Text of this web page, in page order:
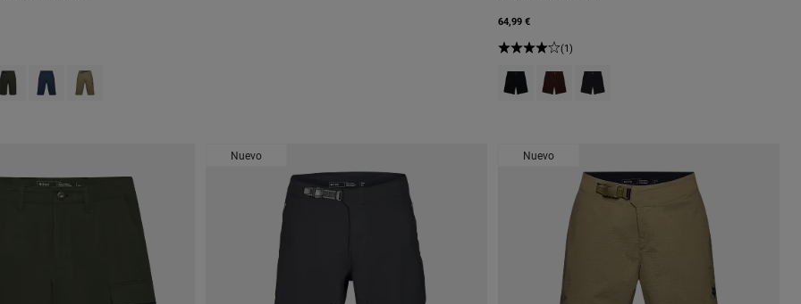
type of Negro.
type of Gris Sombra Oscuro.
swatch type of Verde Hiedra.
Product swatch type of Azul medianoche.
Product swatch type of Verde militar.
64,99 €
(1)
Product swatch type of Negro.
Product swatch type of Marrón cacao.
Product swatch type of Azul
Nuevo Nuevo